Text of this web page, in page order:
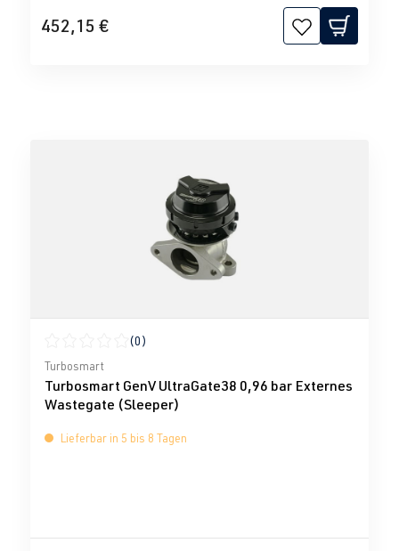
452,15 €
Durchschnittliche Bewertung von 0 von 5 Sternen
(0)
Turbosmart
Turbosmart GenV UltraGate38 0,96 bar Externes
Wastegate (Sleeper)
Lieferbar in 5 bis 8 Tagen